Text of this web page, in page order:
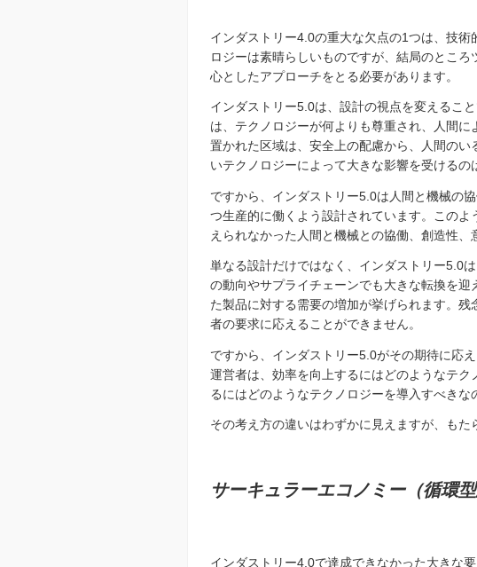
インダストリー4.0の重大な欠点の1つは、技
ロジーは素晴らしいものですが、結局のとこ
心としたアプローチをとる必要があります。
インダストリー5.0は、設計の視点を変えるこ
は、テクノロジーが何よりも尊重され、人間
置かれた区域は、安全上の配慮から、人間の
いテクノロジーによって大きな影響を受けるの
ですから、インダストリー5.0は人間と機械の
つ生産的に働くよう設計されています。この
えられなかった人間と機械との協働、創造性、
単なる設計だけではなく、インダストリー5.0
の動向やサプライチェーンでも大きな転換を
た製品に対する需要の増加が挙げられます。
者の要求に応えることができません。
ですから、インダストリー5.0がその期待に応
運営者は、効率を向上するにはどのようなテ
るにはどのようなテクノロジーを導入すべきな
その考え方の違いはわずかに見えますが、もた
サーキュラーエコノミー（循環型
インダストリー4.0で達成できなかった大きな